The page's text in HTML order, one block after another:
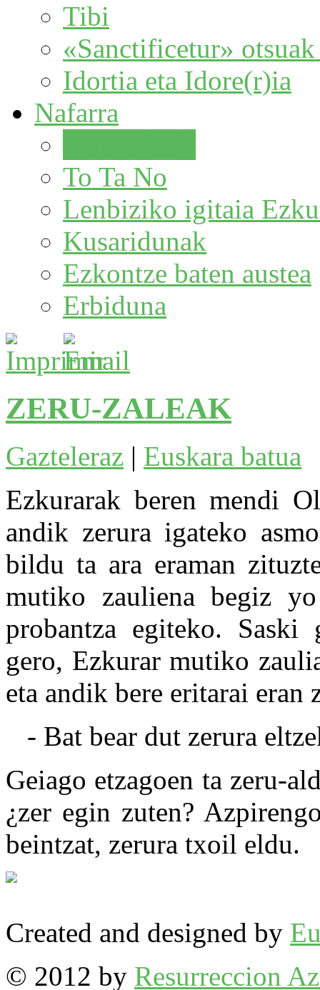
Tibi
«Sanctificetur»
Idortia eta Idore(r)ia
Nafarra
To Ta No
Lenbiziko igitaia
Kusaridunak
Ezkontze baten austea
Erbiduna
ZERU-ZALEAK
Gazteleraz | Euskara batua
Ezkurarak beren mendi
andik zerura igateko
bildu ta ara eraman
mutiko zauliena begiz
probantza egiteko. Saski
gero, Ezkurar mutiko
eta andik bere eritarai eran
- Bat bear dut zerura
Geiago etzagoen ta zeru-
¿zer egin zuten?
beintzat, zerura txoil eldu.
Created and designed by
© 2012 by Resurreccion